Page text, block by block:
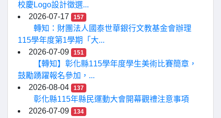
校慶Logo設計徵選...
2026-07-17
157
轉知：財團法人國泰世華銀行文教基金會辦理
115學年度第1學期「大...
2026-07-09
151
【轉知】彰化縣115學年度學生美術比賽簡章，
鼓勵踴躍報名參加，...
2026-08-04
137
彰化縣115年縣民運動大會開幕觀禮注意事項
2026-07-09
134